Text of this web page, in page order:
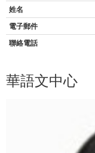
姓名
電子郵件
聯絡電話
華語文中心